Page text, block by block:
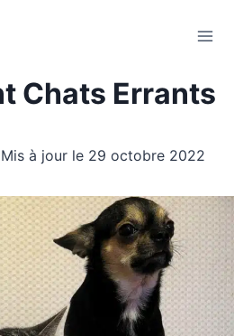
Chats Errants
à jour le 29 octobre 2022